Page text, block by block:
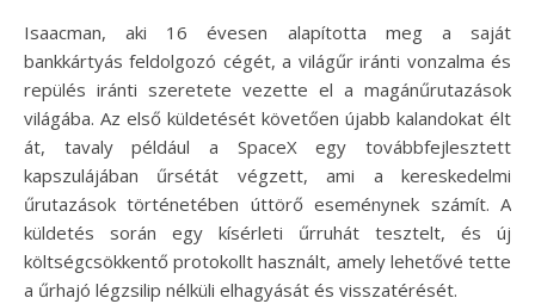
Isaacman, aki 16 évesen alapította meg a saját
bankkártyás feldolgozó cégét, a világűr iránti vonzalma és
repülés iránti szeretete vezette el a magánűrutazások
világába. Az első küldetését követően újabb kalandokat élt
át, tavaly például a SpaceX egy továbbfejlesztett
kapszulájában űrsétát végzett, ami a kereskedelmi
űrutazások történetében úttörő eseménynek számít. A
küldetés során egy kísérleti űrruhát tesztelt, és új
költségcsökkentő protokollt használt, amely lehetővé tette
a űrhajó légzsilip nélküli elhagyását és visszatérését.